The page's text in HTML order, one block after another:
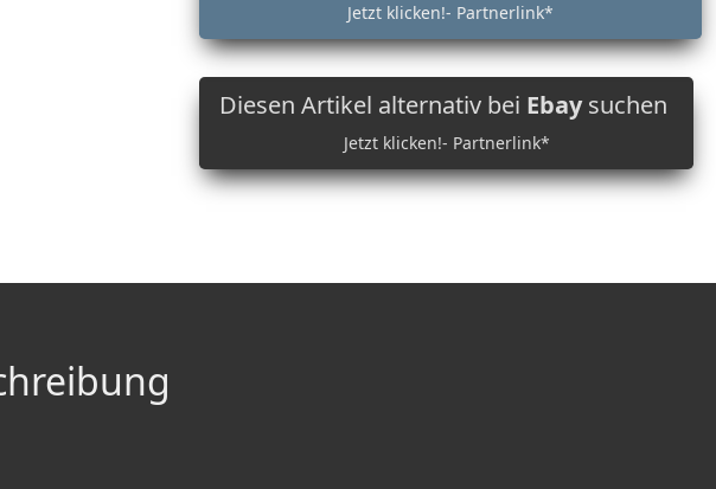
Jetzt klicken!- Partnerlink*
Diesen Artikel alternativ bei Ebaysuchen
Jetzt klicken!- Partnerlink*